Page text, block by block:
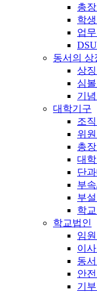
총
학
업무
동서의 상
상
심
기
대학기구
조
위원
총
대
단
부
부
학
학교법인
임
이
동
안
기